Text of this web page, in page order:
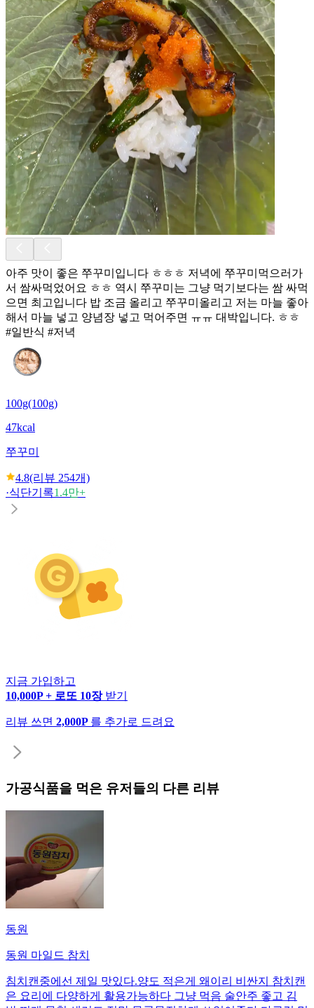
아주 맛이 좋은 쭈꾸미입니다 ㅎㅎㅎ 저녁에 쭈꾸미먹으러가
서 쌈싸먹었어요 ㅎㅎ 역시 쭈꾸미는 그냥 먹기보다는 쌈 싸먹
으면 최고입니다 밥 조금 올리고 쭈꾸미올리고 저는 마늘 좋아
해서 마늘 넣고 양념장 넣고 먹어주면 ㅠㅠ 대박입니다. ㅎㅎ
#일반식 #저녁
100g(100g)
47kcal
쭈꾸미
4.8(리뷰 254개)
·식단기록1.4만+
지금 가입하고
10,000P + 로또 10장 받기
리뷰 쓰면 2,000P 를 추가로 드려요
가공식품을 먹은 유저들의 다른 리뷰
동원
동원 마일드 참치
침치캔중에선 제일 맛있다.양도 적은게 왜이리 비싼지 참치캔
은 요리에 다양하게 활용가능하다 그냥 먹음 술안주 좋고 김